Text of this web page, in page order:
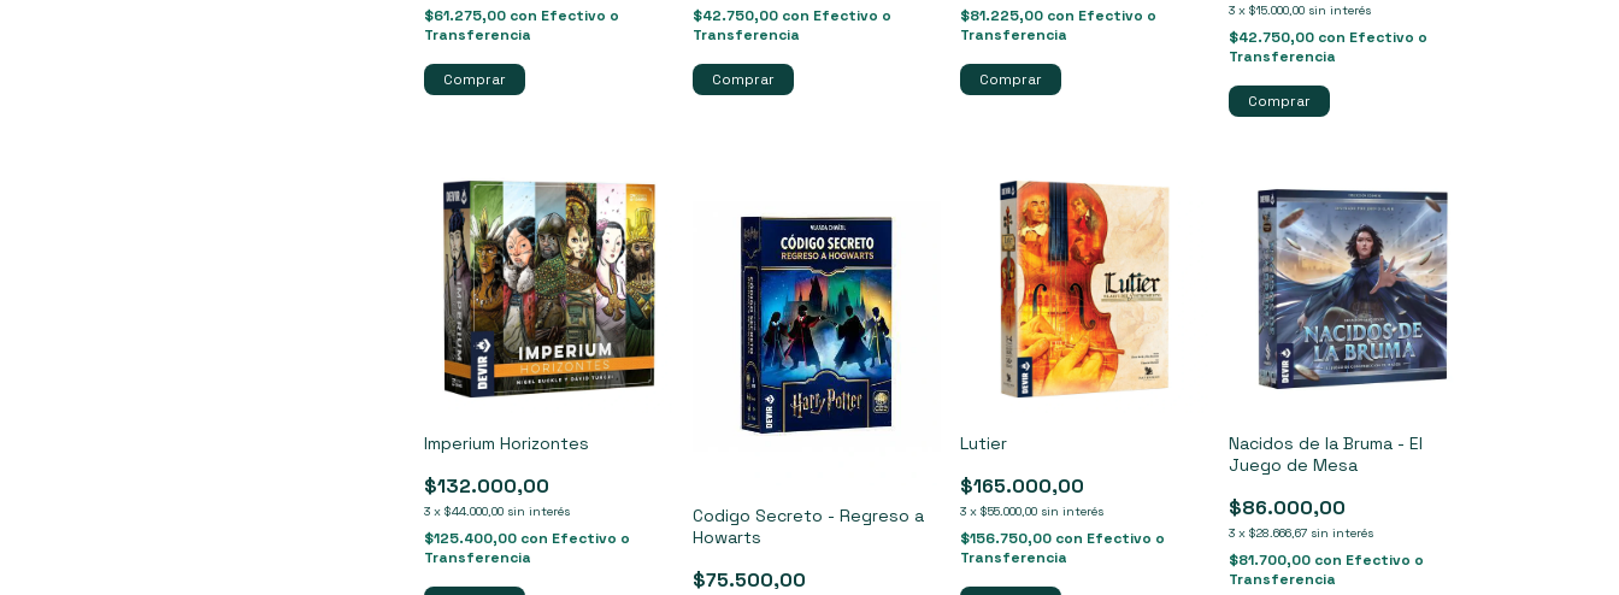
$61.275,00 con Efectivo o
Transferencia
$42.750,00 con Efectivo o
Transferencia
$81.225,00 con Efectivo o
Transferencia
3 x $15.000,00 sin interés
$42.750,00 con Efectivo o
Transferencia
Imperium Horizontes
$132.000,00
3 x$44.000,00 sin interés
$125.400,00 con Efectivo o
Transferencia
Codigo Secreto - Regreso a
Howarts
$75.500,00
Lutier
$165.000,00
3 x$55.000,00 sin interés
$156.750,00 con Efectivo o
Transferencia
Nacidos de la Bruma - El
Juego de Mesa
$86.000,00
3 x $28.666,67 sin interés
$81.700,00 con Efectivo o
Transferencia